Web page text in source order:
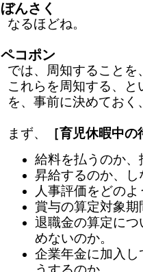
ぼんさく
なるほどね。
ペコポン
では、周知すること
これらを周知する、
を、事前に決めてお
まず、
［育児休暇中の
給料を払うのか
昇給するのか、し
人事評価をどの
賞与の算定対象
退職金の算定に
めないのか。
企業年金に加入